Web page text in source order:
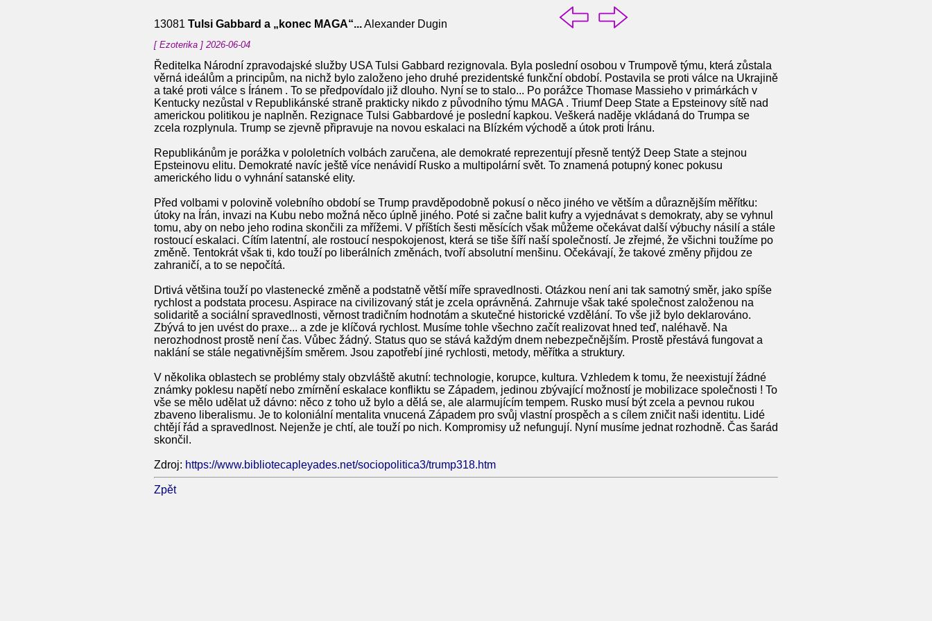
13081 Tulsi Gabbard a „konec MAGA“...Alexander Dugin
[ Ezoterika ] 2026-06-04
Ředitelka Národní zpravodajské služby USA Tulsi Gabbard rezignovala. Byla poslední osobou v Trumpově týmu, která zůstala
věrná ideálům a principům, na nichž bylo založeno jeho druhé prezidentské funkční období. Postavila se proti válce na Ukrajině
a také proti válce s Íránem . To se předpovídalo již dlouho. Nyní se to stalo... Po porážce Thomase Massieho v primárkách v
Kentucky nezůstal v Republikánské straně prakticky nikdo z původního týmu MAGA . Triumf Deep State a Epsteinovy sítě nad
americkou politikou je naplněn. Rezignace Tulsi Gabbardové je poslední kapkou. Veškerá naděje vkládaná do Trumpa se
zcela rozplynula. Trump se zjevně připravuje na novou eskalaci na Blízkém východě a útok proti Íránu.
Republikánům je porážka v pololetních volbách zaručena, ale demokraté reprezentují přesně tentýž Deep State a stejnou
Epsteinovu elitu. Demokraté navíc ještě více nenávidí Rusko a multipolární svět. To znamená potupný konec pokusu
amerického lidu o vyhnání satanské elity.
Před volbami v polovině volebního období se Trump pravděpodobně pokusí o něco jiného ve větším a důraznějším měřítku:
útoky na Írán, invazi na Kubu nebo možná něco úplně jiného. Poté si začne balit kufry a vyjednávat s demokraty, aby se vyhnul
tomu, aby on nebo jeho rodina skončili za mřížemi. V příštích šesti měsících však můžeme očekávat další výbuchy násilí a stále
rostoucí eskalaci. Cítím latentní, ale rostoucí nespokojenost, která se tiše šíří naší společností. Je zřejmé, že všichni toužíme po
změně. Tentokrát však ti, kdo touží po liberálních změnách, tvoří absolutní menšinu. Očekávají, že takové změny přijdou ze
zahraničí, a to se nepočítá.
Drtivá většina touží po vlastenecké změně a podstatně větší míře spravedlnosti. Otázkou není ani tak samotný směr, jako spíše
rychlost a podstata procesu. Aspirace na civilizovaný stát je zcela oprávněná. Zahrnuje však také společnost založenou na
solidaritě a sociální spravedlnosti, věrnost tradičním hodnotám a skutečné historické vzdělání. To vše již bylo deklarováno.
Zbývá to jen uvést do praxe... a zde je klíčová rychlost. Musíme tohle všechno začít realizovat hned teď, naléhavě. Na
nerozhodnost prostě není čas. Vůbec žádný. Status quo se stává každým dnem nebezpečnějším. Prostě přestává fungovat a
naklání se stále negativnějším směrem. Jsou zapotřebí jiné rychlosti, metody, měřítka a struktury.
V několika oblastech se problémy staly obzvláště akutní: technologie, korupce, kultura. Vzhledem k tomu, že neexistují žádné
známky poklesu napětí nebo zmírnění eskalace konfliktu se Západem, jedinou zbývající možností je mobilizace společnosti ! To
vše se mělo udělat už dávno: něco z toho už bylo a dělá se, ale alarmujícím tempem. Rusko musí být zcela a pevnou rukou
zbaveno liberalismu. Je to koloniální mentalita vnucená Západem pro svůj vlastní prospěch a s cílem zničit naši identitu. Lidé
chtějí řád a spravedlnost. Nejenže je chtí, ale touží po nich. Kompromisy už nefungují. Nyní musíme jednat rozhodně. Čas šarád
skončil.
Zdroj: https://www.bibliotecapleyades.net/sociopolitica3/trump318.htm
Zpět